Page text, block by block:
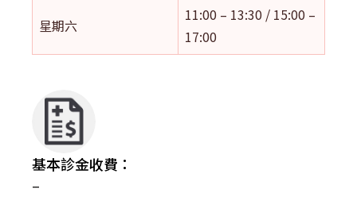
星期六
11:00 – 13:30 / 15:00 –
17:00
基本診金收費：
–